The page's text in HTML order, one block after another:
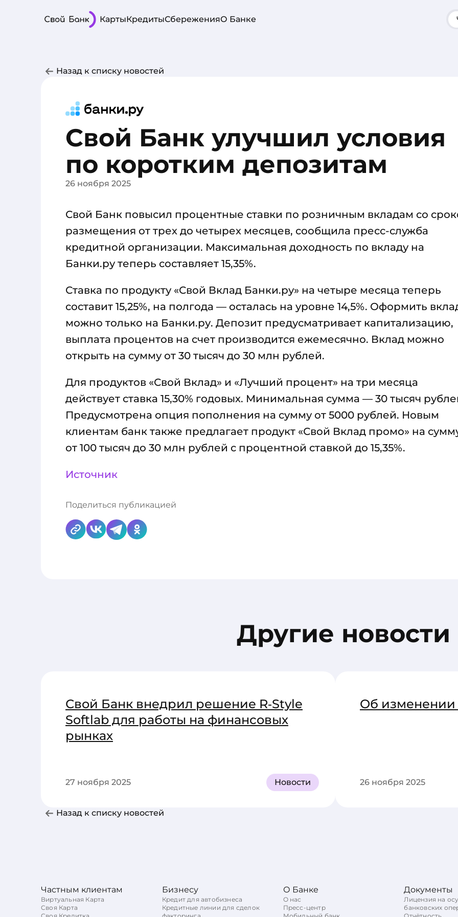
КартыКредитыСбереженияО Банке
Назад к списку новостей
Свой Банк улучшил условия
по коротким депозитам
26 ноября 2025
Свой Банк повысил процентные ставки по розничным вкладам со
размещения от трех до четырех месяцев, сообщила пресс-служба
кредитной организации. Максимальная доходность по вкладу на
Банки.ру теперь составляет 15,35%.
Ставка по продукту «Свой Вклад Банки.ру» на четыре месяца теперь
составит 15,25%, на полгода — осталась на уровне 14,5%. Оформить
можно только на Банки.ру. Депозит предусматривает капитализацию,
выплата процентов на счет производится ежемесячно. Вклад можно
открыть на сумму от 30 тысяч до 30 млн рублей.
Для продуктов «Свой Вклад» и «Лучший процент» на три месяца
действует ставка 15,30% годовых. Минимальная сумма — 30 тысяч
Предусмотрена опция пополнения на сумму от 5000 рублей. Новым
клиентам банк также предлагает продукт «Свой Вклад промо» на
от 100 тысяч до 30 млн рублей с процентной ставкой до 15,35%.
Источник
Поделиться публикацией
Другие новости
Свой Банк внедрил решение R‑Style
Softlab для работы на финансовых
рынках
27 ноября 2025 Новости
Об изменении
26 ноября 2025
Назад к списку новостей
Частным клиентам
Виртуальная Карта
Своя Карта
Бизнесу
Кредит для автобизнеса
Кредитные линии для сделок
О Банке
О нас
Пресс-центр
Документы
Лицензия на
банковских